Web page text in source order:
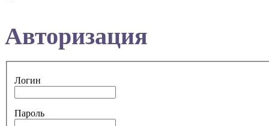
Авторизация
Логин
Пароль